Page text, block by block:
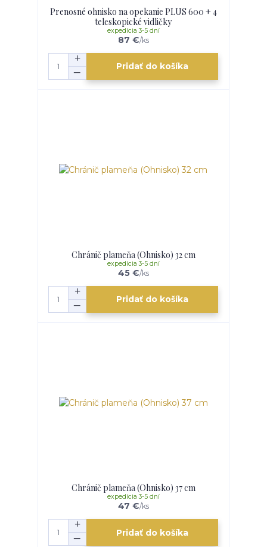
Prenosné ohnisko na opekanie PLUS 600 + 4
teleskopické vidličky
87 €/ks
expedícia 3-5 dní
Pridať do košíka
Chránič plameňa (Ohnisko) 32 cm
45 €/ks
expedícia 3-5 dní
Pridať do košíka
Chránič plameňa (Ohnisko) 37 cm
47 €/ks
expedícia 3-5 dní
Pridať do košíka